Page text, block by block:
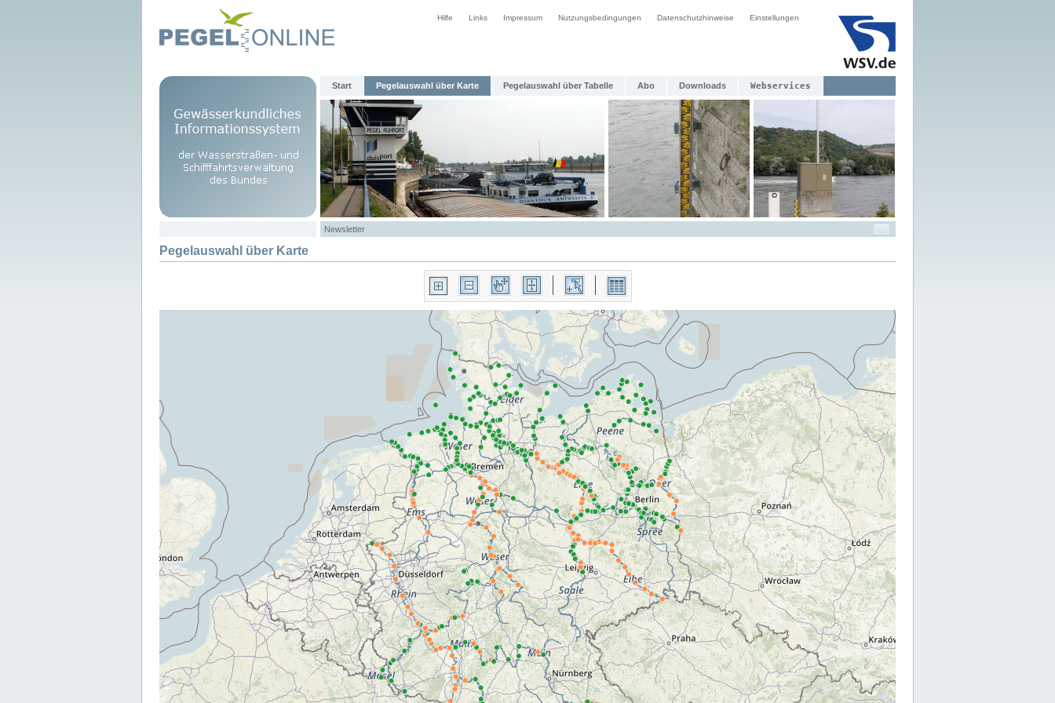
Hilfe Links Impressum Nutzungsbedingungen Datenschutzhinweise Einstellungen
Start Pegelauswahl über Karte Pegelauswahl über Tabelle Abo Downloads Webservices
Newsletter
Pegelauswahl über Karte